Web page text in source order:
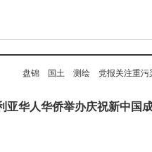
盘锦 国土 测绘 党报关注重
亚华人华侨举办庆祝新中国